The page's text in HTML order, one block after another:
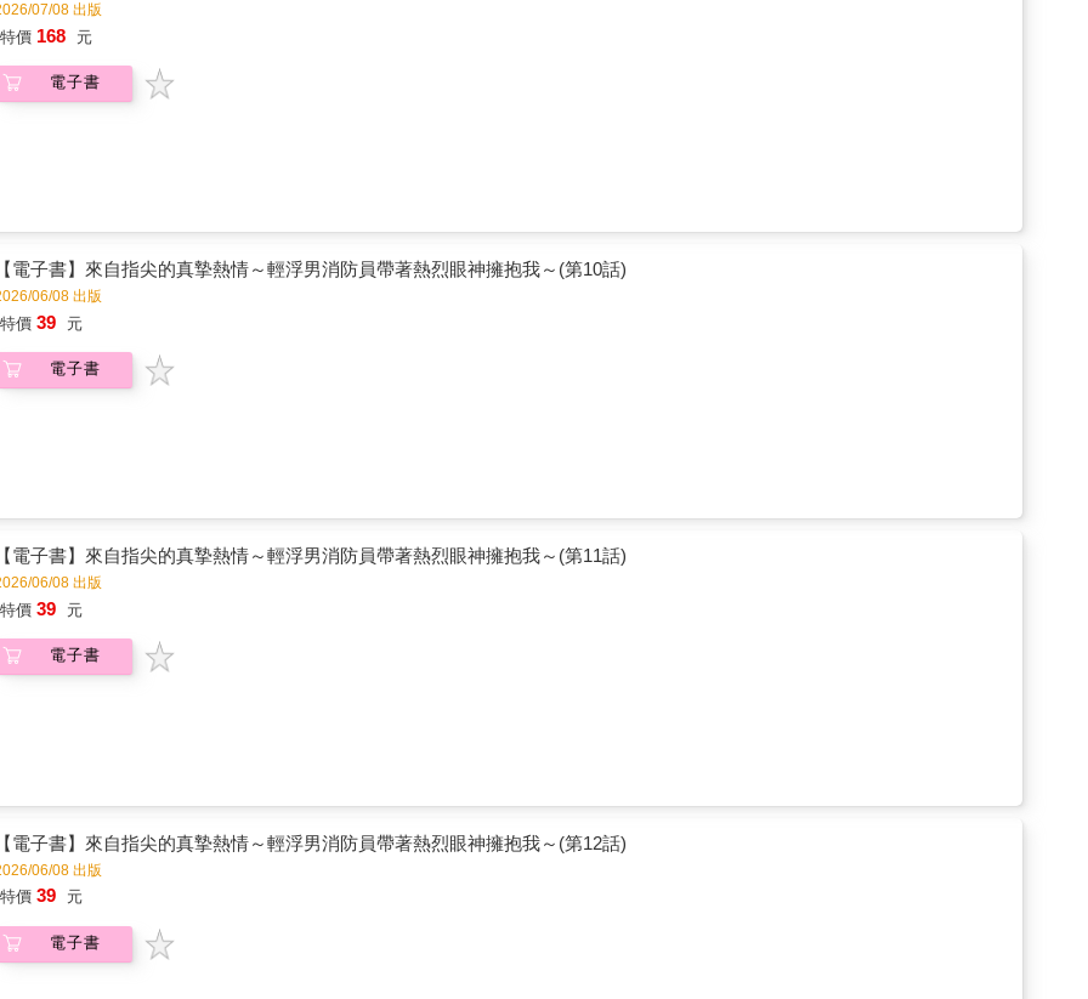
07/08 出版
特價 168 元
電子書
電子書】來自指尖的真摯熱情～輕浮男消防員帶著熱烈眼神擁抱我～(第10話)
06/08 出版
特價 39 元
電子書
電子書】來自指尖的真摯熱情～輕浮男消防員帶著熱烈眼神擁抱我～(第11話)
06/08 出版
特價 39 元
電子書
電子書】來自指尖的真摯熱情～輕浮男消防員帶著熱烈眼神擁抱我～(第12話)
06/08 出版
特價 39 元
電子書